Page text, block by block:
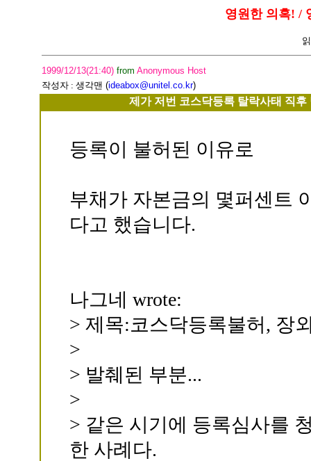
영원한 의혹! /
1999/12/13(21:40)from Anonymous Host
작성자 : 생각맨 (ideabox@unitel.co.kr)
제가 저번 코스닥등록 탈락사태 직
등록이 불허된 이유로
부채가 자본금의 몇퍼센트
다고 했습니다.
나그네 wrote:
> 제목:코스닥등록불허, 장
>
> 발췌된 부분...
>
> 같은 시기에 등록심사를
한 사례다.